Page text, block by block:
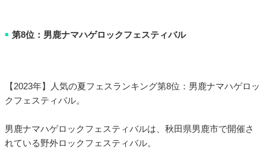
■ 第8位：男鹿ナマハゲロックフェスティバル
【2023年】人気の夏フェスランキング第8位：男鹿ナマハゲロッ
クフェスティバル。
男鹿ナマハゲロックフェスティバルは、秋田県男鹿市で開催さ
れている野外ロックフェスティバル。